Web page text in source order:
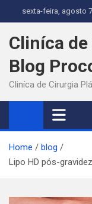
to
content
sexta-feira, agosto
Cliníca
Blog
Cliníca de Cirurgia
Home
blog
Lipo HD pós-